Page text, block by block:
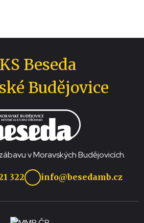
Beseda
Budějovice
v Moravských Budějovicích.
322 info@besedamb.cz